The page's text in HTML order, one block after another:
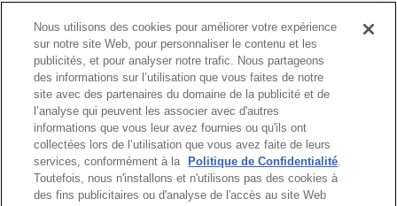
Catalogue
Haut de page
Nous utilisons des cookies pour améliorer votre expérience
sur notre site Web, pour personnaliser le contenu et les
publicités, et pour analyser notre trafic. Nous partageons
des informations sur l’utilisation que vous faites de notre
site avec des partenaires du domaine de la publicité et de
l’analyse qui peuvent les associer avec d'autres
informations que vous leur avez fournies ou qu'ils ont
collectées lors de l’utilisation que vous avez faite de leurs
services, conformément à la
Politique de Confidentialité.
Toutefois, nous n'installons et n'utilisons pas des cookies à
des fins publicitaires ou d'analyse de l'accès au site Web